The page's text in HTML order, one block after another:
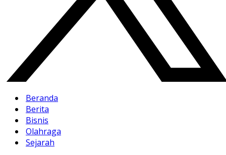
Beranda
Berita
Bisnis
Olahraga
Sejarah